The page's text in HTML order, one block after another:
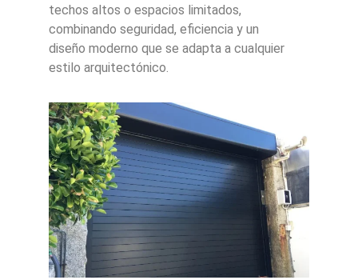
techos altos o espacios limitados,
combinando seguridad, eficiencia y un
diseño moderno que se adapta a cualquier
estilo arquitectónico.